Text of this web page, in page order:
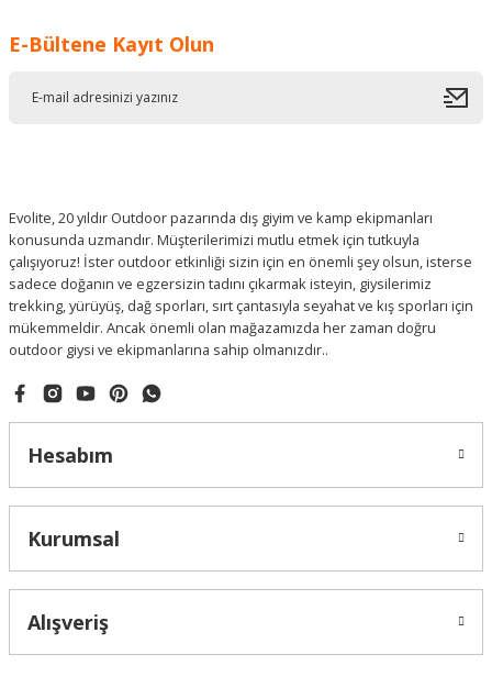
E-Bültene Kayıt Olun
Evolite, 20 yıldır Outdoor pazarında dış giyim ve kamp ekipmanları
konusunda uzmandır. Müşterilerimizi mutlu etmek için tutkuyla
çalışıyoruz! İster outdoor etkinliği sizin için en önemli şey olsun, isterse
sadece doğanın ve egzersizin tadını çıkarmak isteyin, giysilerimiz
trekking, yürüyüş, dağ sporları, sırt çantasıyla seyahat ve kış sporları için
mükemmeldir. Ancak önemli olan mağazamızda her zaman doğru
outdoor giysi ve ekipmanlarına sahip olmanızdır..
Hesabım
Kurumsal
Alışveriş